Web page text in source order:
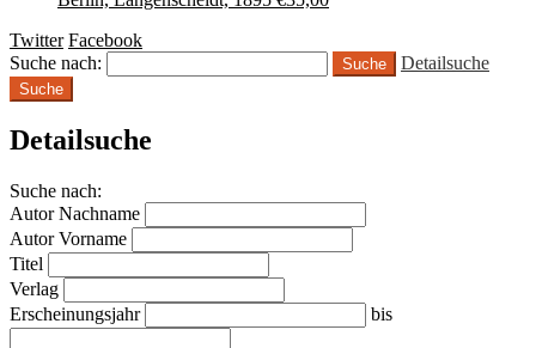
Twitter Facebook
Suche nach:
Detailsuche
Suche
Detailsuche
Suche nach:
Autor Nachname
Autor Vorname
Titel
Verlag
Erscheinungsjahr
bis